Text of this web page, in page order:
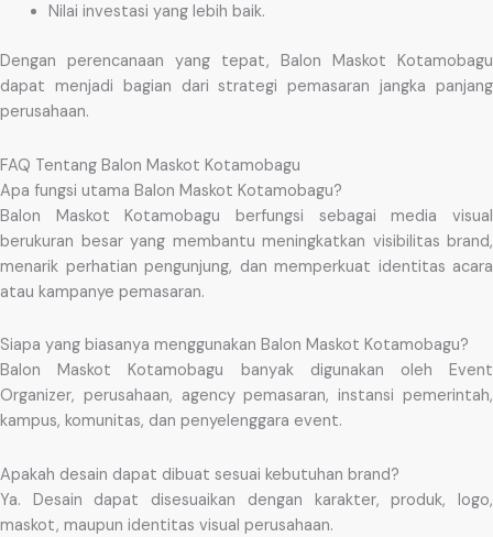
Nilai investasi yang lebih baik.
Dengan perencanaan yang tepat, Balon Maskot Kotamobagu
dapat menjadi bagian dari strategi pemasaran jangka panjang
perusahaan.
FAQ Tentang Balon Maskot Kotamobagu
Apa fungsi utama Balon Maskot Kotamobagu?
Balon Maskot Kotamobagu berfungsi sebagai media visual
berukuran besar yang membantu meningkatkan visibilitas brand,
menarik perhatian pengunjung, dan memperkuat identitas acara
atau kampanye pemasaran.
Siapa yang biasanya menggunakan Balon Maskot Kotamobagu?
Balon Maskot Kotamobagu banyak digunakan oleh Event
Organizer, perusahaan, agency pemasaran, instansi pemerintah,
kampus, komunitas, dan penyelenggara event.
Apakah desain dapat dibuat sesuai kebutuhan brand?
Ya. Desain dapat disesuaikan dengan karakter, produk, logo,
maskot, maupun identitas visual perusahaan.